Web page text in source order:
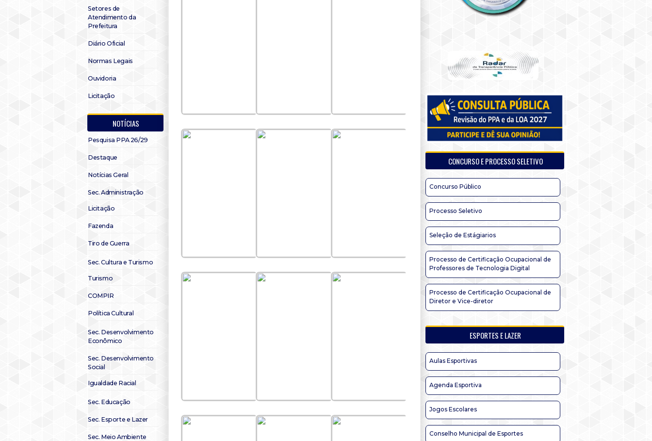
Setores de
Atendimento da
Prefeitura
Diário Oficial
Normas Legais
Ouvidoria
Licitação
NOTÍCIAS
Pesquisa PPA 26/29
Destaque
Notícias Geral
Sec. Administração
Licitação
Fazenda
Tiro de Guerra
Sec. Cultura e Turismo
Turismo
COMPIR
Política Cultural
Sec. Desenvolvimento
Econômico
Sec. Desenvolvimento
Social
Igualdade Racial
Sec. Educação
Sec. Esporte e Lazer
Sec. Meio Ambiente
CONCURSO E PROCESSO SELETIVO
Concurso Público
Processo Seletivo
Seleção de Estágiarios
Processo de Certificação Ocupacional de
Professores de Tecnologia Digital
Processo de Certificação Ocupacional de
Diretor e Vice-diretor
ESPORTES E LAZER
Aulas Esportivas
Agenda Esportiva
Jogos Escolares
Conselho Municipal de Esportes